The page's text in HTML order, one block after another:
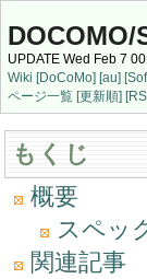
DOCOMO/
UPDATE Wed Feb 7
Wiki [DoCoMo] [au]
ページ一覧 [更新順]
もくじ
概要
スペッ
関連記事